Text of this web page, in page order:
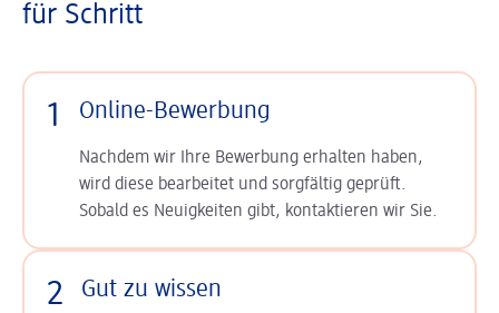
für Schritt
1 Online-Bewerbung
Nachdem wir Ihre Bewerbung erhalten haben,
wird diese bearbeitet und sorgfältig geprüft.
Sobald es Neuigkeiten gibt, kontaktieren wir Sie.
2 Gut zu wissen